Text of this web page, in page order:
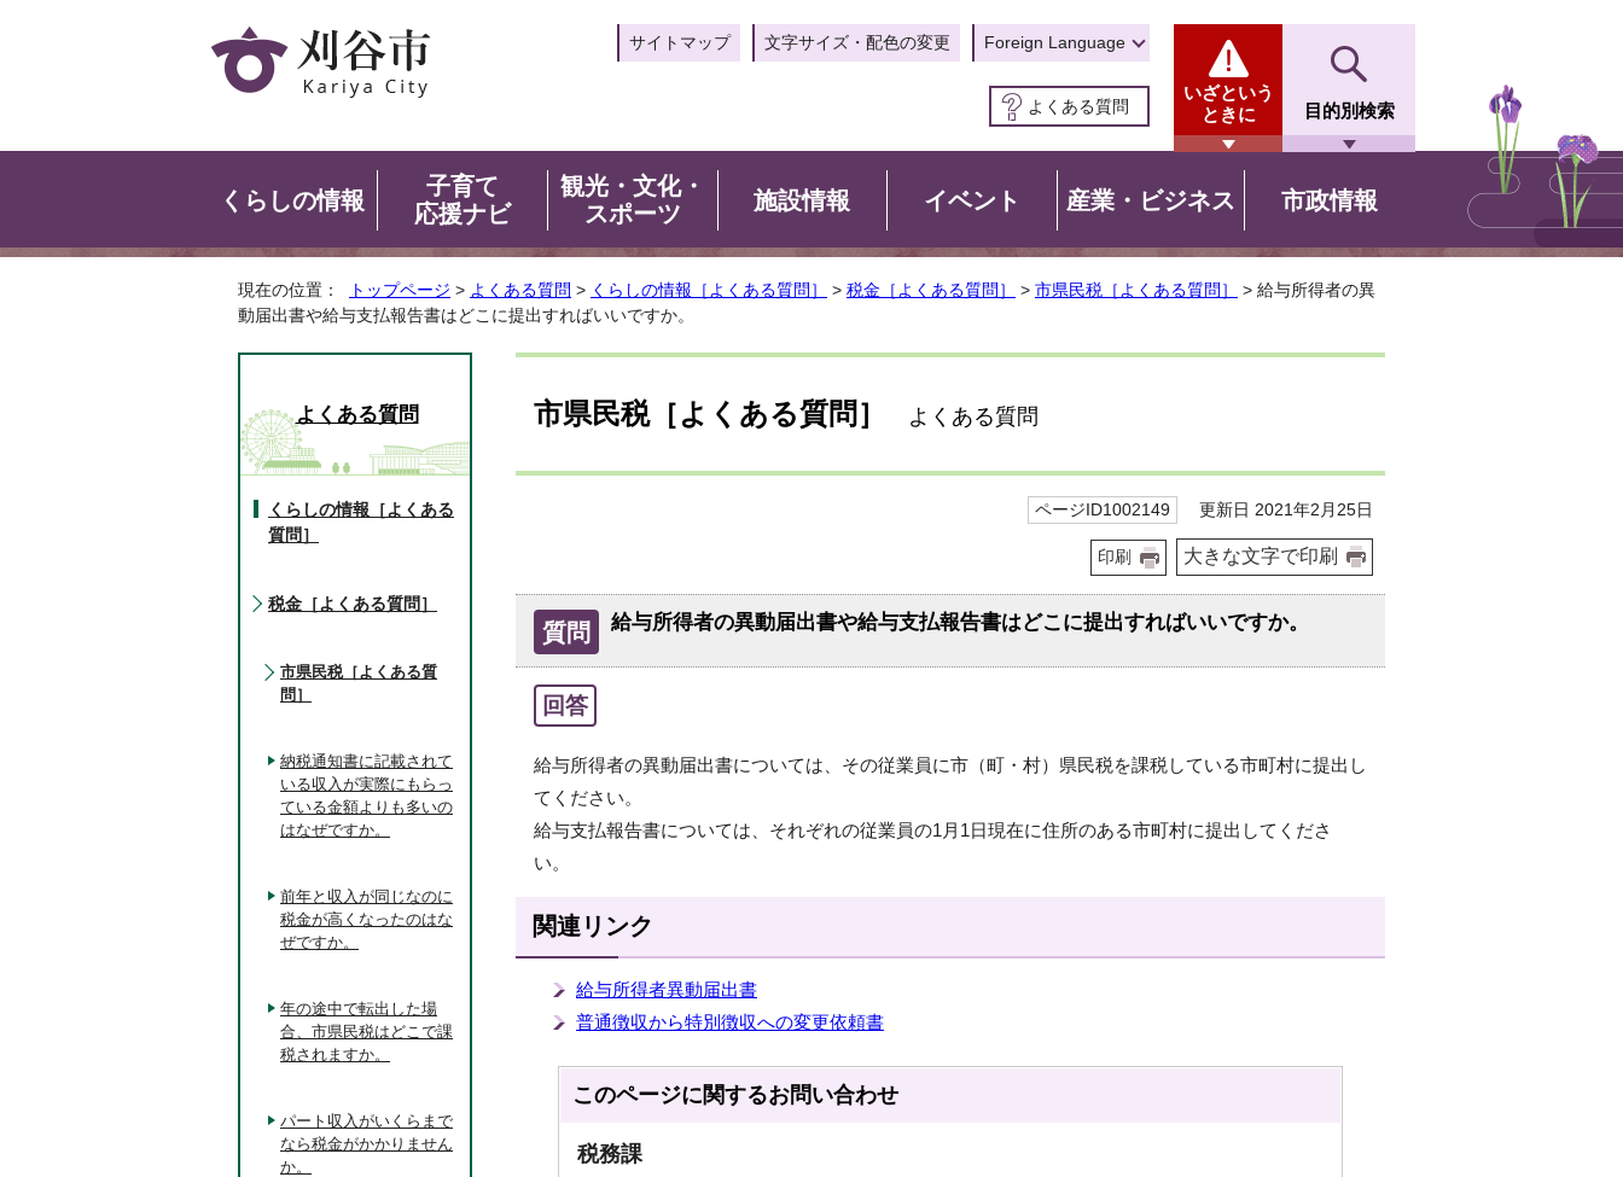
サイトマップ 文字サイズ・配色の変更 Foreign Language
よくある質問
いざという
ときに
目的別検索
くらしの情報
子育て
応援ナビ
観光・文化・
スポーツ
施設情報 イベント 産業・ビジネス 市政情報
現在の位置： トップページ > よくある質問 > くらしの情報［よくある質問］ > 税金［よくある質問］ > 市県民税［よくある質問］
> 給与所得者の異
動届出書や給与支払報告書はどこに提出すればいいですか。
市県民税［よくある質問］ よくある質問
ページID1002149 更新日 2021年2月25日
印刷 大きな文字で印刷
質問 給与所得者の異動届出書や給与支払報告書はどこに提出すればいいですか。
回答
給与所得者の異動届出書については、その従業員に市（町・村）県民税を課税している市町村に提出し
てください。
給与支払報告書については、それぞれの従業員の1月1日現在に住所のある市町村に提出してくださ
い。
関連リンク
給与所得者異動届出書
普通徴収から特別徴収への変更依頼書
このページに関するお問い合わせ
税務課
よくある質問
くらしの情報［よくある
質問］
税金［よくある質問］
市県民税［よくある質
問］
納税通知書に記載されて
いる収入が実際にもらっ
ている金額よりも多いの
はなぜですか。
前年と収入が同じなのに
税金が高くなったのはな
ぜですか。
年の途中で転出した場
合、市県民税はどこで課
税されますか。
パート収入がいくらまで
なら税金がかかりません
か。